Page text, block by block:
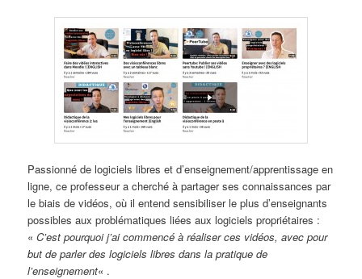
Passionné de logiciels libres et d’enseignement/apprentissage en
ligne, ce professeur a cherché à partager ses connaissances par
le biais de vidéos, où il entend sensibiliser le plus d’enseignants
possibles aux problématiques liées aux logiciels propriétaires :
«C’est pourquoi j’ai commencé à réaliser ces vidéos, avec pour
but de parler des logiciels libres dans la pratique de
l’enseignement« .